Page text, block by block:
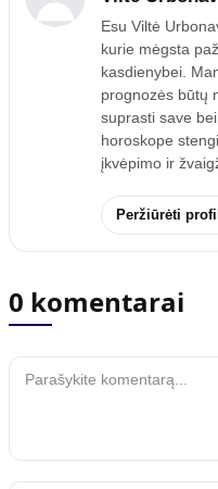
Esu Viltė
kurie mėgsta
kasdienybei.
prognozės būtų
suprasti save
horoskope
įkvėpimo ir
Peržiūrėti
0 komentarai